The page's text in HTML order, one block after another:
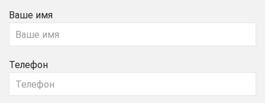
Ваше имя
Телефон